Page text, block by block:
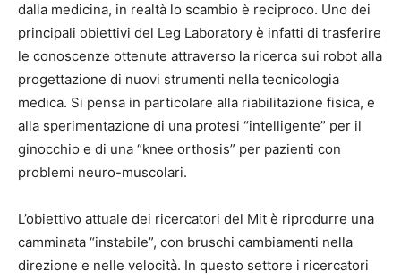
dalla medicina, in realtà lo scambio è reciproco. Uno dei
principali obiettivi del Leg Laboratory è infatti di trasferire
le conoscenze ottenute attraverso la ricerca sui robot alla
progettazione di nuovi strumenti nella tecnicologia
medica. Si pensa in particolare alla riabilitazione fisica, e
alla sperimentazione di una protesi “intelligente” per il
ginocchio e di una “knee orthosis” per pazienti con
problemi neuro-muscolari.
L’obiettivo attuale dei ricercatori del Mit è riprodurre una
camminata “instabile”, con bruschi cambiamenti nella
direzione e nelle velocità. In questo settore i ricercatori